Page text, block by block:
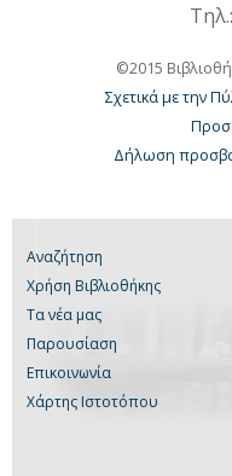
©2015
Σχετικά με την
Δήλωση
Αναζήτηση
Χρήση Βιβλιοθήκης
Τα νέα μας
Παρουσίαση
Επικοινωνία
Χάρτης Ιστοτόπου